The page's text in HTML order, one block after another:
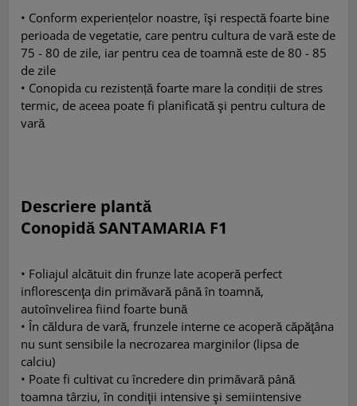
• Conform experiențelor noastre, îşi respectă foarte bine
perioada de vegetatie, care pentru cultura de vară este de
75 - 80 de zile, iar pentru cea de toamnă este de 80 - 85
de zile
• Conopida cu rezistență foarte mare la condiții de stres
termic, de aceea poate fi planificată şi pentru cultura de
vară
Descriere plantă
Conopidă SANTAMARIA F1
• Foliajul alcătuit din frunze late acoperă perfect
inflorescenţa din primăvară până în toamnă,
autoînvelirea fiind foarte bună
• În căldura de vară, frunzele interne ce acoperă căpăţâna
nu sunt sensibile la necrozarea marginilor (lipsa de
calciu)
• Poate fi cultivat cu încredere din primăvară până
toamna târziu, în condiţii intensive şi semiintensive